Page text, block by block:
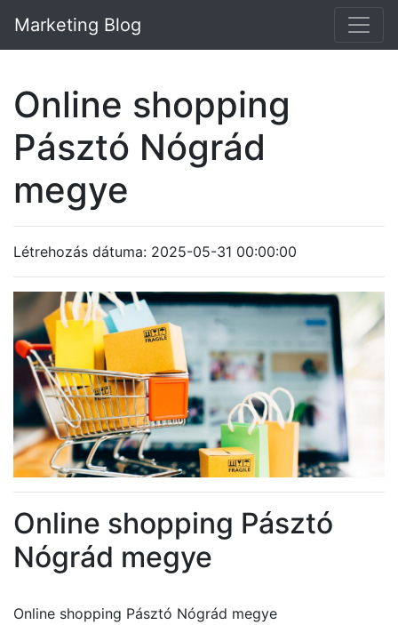
Marketing Blog
Online shopping
Pásztó Nógrád
megye
Létrehozás dátuma: 2025-05-31 00:00:00
Online shopping Pásztó
Nógrád megye
Online shopping Pásztó Nógrád megye